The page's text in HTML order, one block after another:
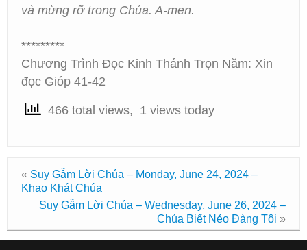
và mừng rỡ trong Chúa. A-men.
*********
Chương Trình Đọc Kinh Thánh Trọn Năm: Xin
đọc Gióp 41-42
466 total views, 1 views today
« Suy Gẫm Lời Chúa – Monday, June 24, 2024 –
Khao Khát Chúa
Suy Gẫm Lời Chúa – Wednesday, June 26, 2024 –
Chúa Biết Nẻo Đàng Tôi »